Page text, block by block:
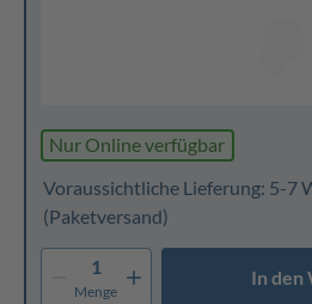
Nur Online verfügbar
Voraussichtliche Lieferung: 5-7
(Paketversand)
1
Menge
In den